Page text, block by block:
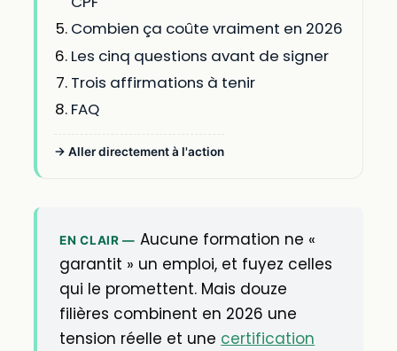
Combien ça coûte vraiment en 2026
Les cinq questions avant de signer
Trois affirmations à tenir
FAQ
→ Aller directement à l'action
EN CLAIR — Aucune formation ne «
garantit » un emploi, et fuyez celles
qui le promettent. Mais douze
filières combinent en 2026 une
tension réelle et une certification